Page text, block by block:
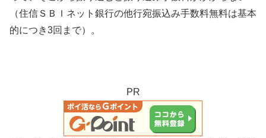
（住信ＳＢＩネット銀行の他行宛振込み手数料無料は基本
的につき3回まで）。
PR